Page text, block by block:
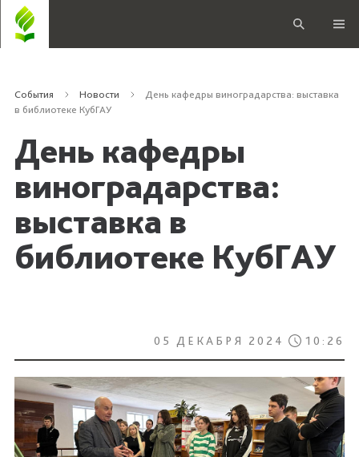
События Новости
День кафедры виноградарства: выставка
в библиотеке КубГАУ
День кафедры
виноградарства:
выставка в
библиотеке КубГАУ
05 ДЕКАБРЯ 2024 10:26